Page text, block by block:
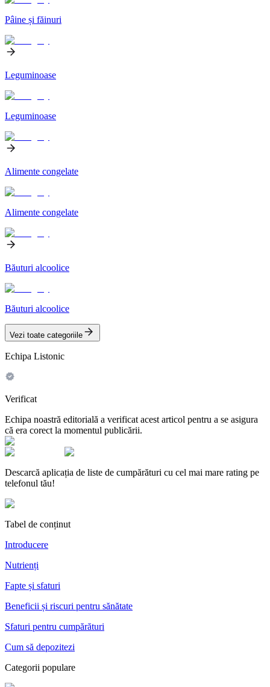
Pâine și făinuri
Leguminoase
Leguminoase
Alimente congelate
Alimente congelate
Băuturi alcoolice
Băuturi alcoolice
Vezi toate categoriile
Echipa Listonic
Verificat
Echipa noastră editorială a verificat acest articol pentru a se asigura
că era corect la momentul publicării.
Descarcă aplicația de liste de cumpărături cu cel mai mare rating pe
telefonul tău!
Tabel de conținut
Introducere
Nutrienți
Fapte și sfaturi
Beneficii și riscuri pentru sănătate
Sfaturi pentru cumpărături
Cum să depozitezi
Categorii populare